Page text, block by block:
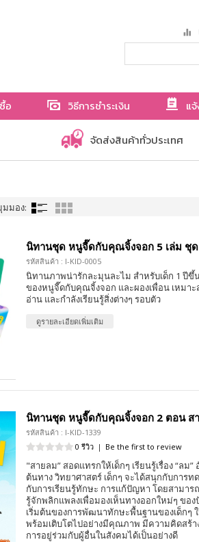
อ วิธีการชำระเงิน แ
จัดส่งสินค้าทั่วประเทศ
มมอง:
นิทานชุด หนูจี๊ดกับคุณจิ้งจอก 5 เล่ม ชุ
รหัสสินค้า : I-KID-0005
นิทานภาพน่ารักละมุนละไม สำหรับเด็ก 1 ปีขึ้น
ของหนูจี๊ดกับคุณจิ้งจอก และผองเพื่อน เหมา
อ่าน และกำลังเรียนรู้สิ่งต่างๆ รอบตัว
ดูรายละเอียดเพิ่มเติม
นิทานชุด หนูจี๊ดกับคุณจิ้งจอก 2 ตอน ส
รหัสสินค้า : I-KID-1339
0 รีวิว | Be the first to review
"สายลม” สอดแทรกให้เด็กๆ เรียนรู้เรื่อง “ลม”
ต้นทาง วิทยาศาสตร์ เด็กๆ จะได้สนุกกับการท
กับการเรียนรู้ทักษะ การแก้ปัญหา โดยสามา
รู้จักพลิกแพลงเพื่อมองเห็นทางออกใหม่ๆ ขอ
เริ่มต้นของการพัฒนาทักษะพื้นฐานของเด็กๆ
พร้อมเติบโตไปอย่างมีคุณภาพ มีความคิดสร้
การอยู่ร่วมกับผู้อื่นในสังคมได้เป็นอย่างดี